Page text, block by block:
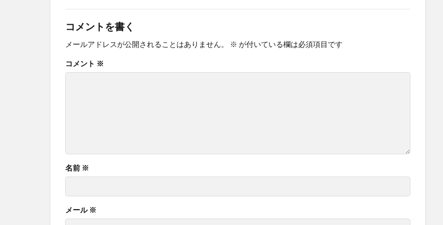
コメントを書く
メールアドレスが公開されることはありません。 ※ が付いている欄は必須項目です
コメント ※
名前 ※
メール ※